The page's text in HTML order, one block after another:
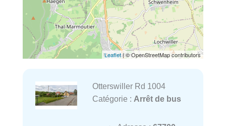
Leaflet| © OpenStreetMap contributors
Otterswiller Rd 1004
Catégorie : Arrêt de bus